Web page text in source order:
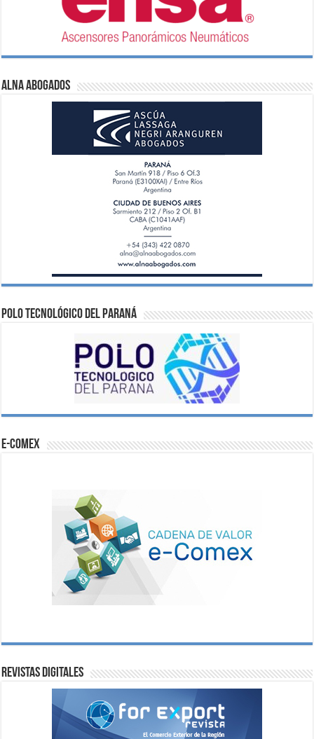
ALNA Abogados
Polo Tecnológico del Paraná
e-comex
Revistas digitales